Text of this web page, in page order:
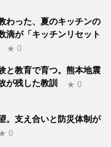
わった、夏のキッチンの
滴が「キッチンリセット
★ 0
と教育で育つ。熊本地震
が残した教訓
★ 0
。支え合いと防災体制が
0